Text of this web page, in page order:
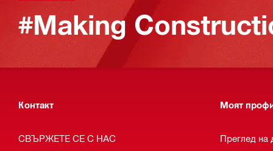
#Making
Контакт
СВЪРЖЕТЕ СЕ С НАС
Моят
Преглед на